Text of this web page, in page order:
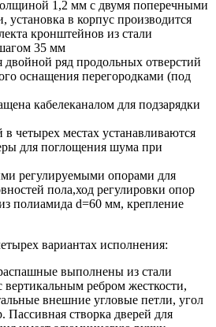
1,2 мм с двумя поперечными
установка в корпус производится
кронштейнов из стали
35 мм
двойной ряд продольных отверстий
оснащения перегородками (под
кабелеканалом для подзарядки
четырех местах устанавливаются
для поглощения шума при
регулируемыми опорами для
пола,ход регулировки опор
полиамида d=60 мм, крепление
вариантах исполнения:
выполнены из стали
ребром жесткости,
внешние угловые петли, угол
Пассивная створка дверей для